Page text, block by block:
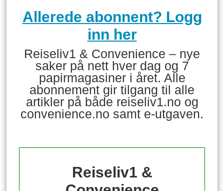
Allerede abonnent? Logg
inn her
Reiseliv1 & Convenience – nye
saker på nett hver dag og 7
papirmagasiner i året. Alle
abonnement gir tilgang til alle
artikler på både reiseliv1.no og
convenience.no samt e-utgaven.
Reiseliv1 &